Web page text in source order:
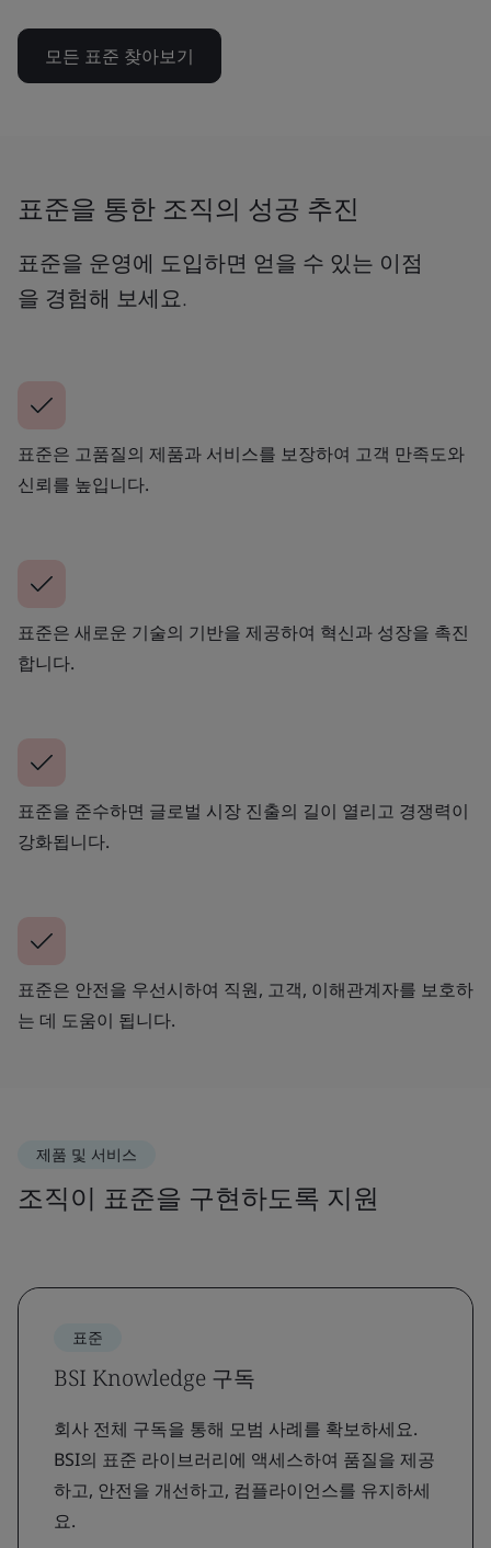
모든 표준 찾아보기
표준을 통한 조직의 성공 추진
표준을 운영에 도입하면 얻을 수 있는 이점
을 경험해 보세요.
표준은 고품질의 제품과 서비스를 보장하여 고객 만족도와
신뢰를 높입니다.
표준은 새로운 기술의 기반을 제공하여 혁신과 성장을 촉진
합니다.
표준을 준수하면 글로벌 시장 진출의 길이 열리고 경쟁력이
강화됩니다.
표준은 안전을 우선시하여 직원, 고객, 이해관계자를 보호하
는 데 도움이 됩니다.
제품 및 서비스
조직이 표준을 구현하도록 지원
표준
BSI Knowledge 구독
회사 전체 구독을 통해 모범 사례를 확보하세요.
BSI의 표준 라이브러리에 액세스하여 품질을 제공
하고, 안전을 개선하고, 컴플라이언스를 유지하세
요.